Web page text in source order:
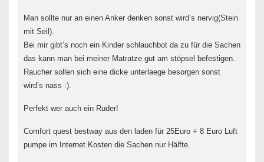
Man sollte nur an einen Anker denken sonst wird’s nervig(Stein
mit Seil).
Bei mir gibt’s noch ein Kinder schlauchbot da zu für die Sachen
das kann man bei meiner Matratze gut am stöpsel befestigen.
Raucher sollen sich eine dicke unterlaege besorgen sonst
wird’s nass :).
Perfekt wer auch ein Ruder!
Comfort quest bestway aus den laden für 25Euro + 8 Euro Luft
pumpe im Internet Kosten die Sachen nur Hälfte.